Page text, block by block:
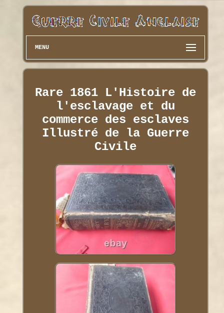
MENU
Rare 1861 L'Histoire de
l'esclavage et du
commerce des esclaves
Illustré de la Guerre
Civile